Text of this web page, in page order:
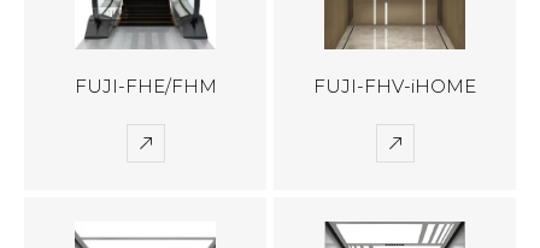
FUJI-FHE/FHM FUJI-FHV-iHOME